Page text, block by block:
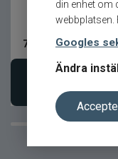
din enhet om
webbplatsen.
Googles
Ändra
75